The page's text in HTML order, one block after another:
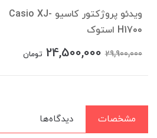
ویدئو پروژکتور کاسیو Casio XJ-
H1700 استوک
29,900,000
24,500,000 تومان
مشخصات دیدگاه‌ها